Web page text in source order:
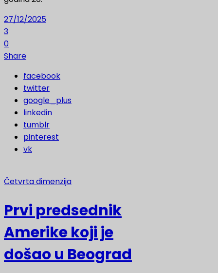
27/12/2025
3
0
Share
facebook
twitter
google_plus
linkedin
tumblr
pinterest
vk
Četvrta dimenzija
Prvi predsednik
Amerike koji je
došao u Beograd